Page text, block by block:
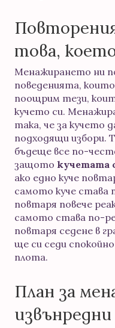
това,
Менажирането ни
поведенията,
поощрим тези,
кучето си.
така, че за кучето
подходящи избори.
бъдеще все по-
защото кучетата
ако едно куче
самото куче става
повтаря повече
самото става по-
повтаря седене в
ще си седи
плота.
План за